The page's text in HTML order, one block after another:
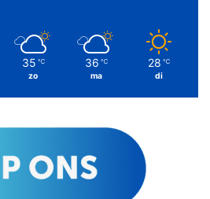
35 ℃
zo
36 ℃
ma
28 ℃
di